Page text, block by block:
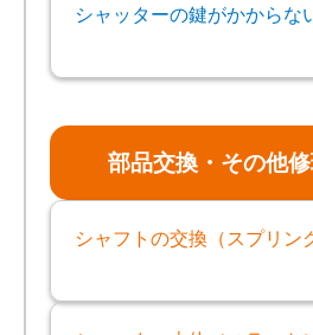
シャッターの鍵がかからな
部品交換・その他
シャフトの交換（スプリン